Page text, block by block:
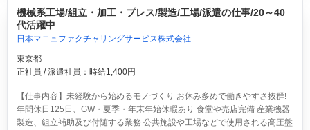
機械系工場/組立・加工・プレス/製造/工場/派遣の仕事/20～40
代活躍中
日本マニュファクチャリングサービス株式会社
東京都
正社員 / 派遣社員：時給1,400円
【仕事内容】未経験から始めるモノづくり お休み多めで働きやすさ抜群!
年間休日125日、GW・夏季・年末年始休暇あり 食堂や売店完備 産業機器
製造、組立補助及び付随する業務 公共施設や工場などで使用される高圧盤